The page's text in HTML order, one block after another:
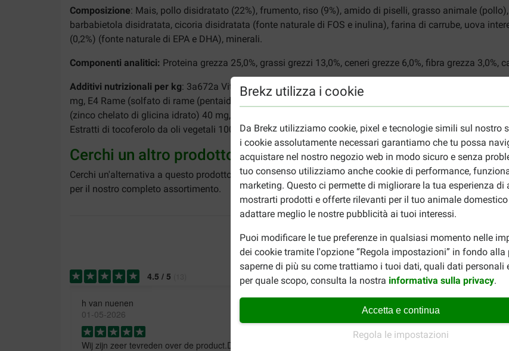
Brekz utilizza i cookie
Da Brekz utilizziamo cookie, pixel e tecnologie simili sul nostro
i cookie assolutamente necessari garantiamo che tu possa
acquistare nel nostro negozio web in modo sicuro e senza
tuo consenso utilizziamo anche cookie di performance,
marketing. Questo ci permette di migliorare la tua esperienza di
mostrarti prodotti e offerte rilevanti per il tuo animale domestico
adattare meglio le nostre pubblicità ai tuoi interessi.
Puoi modificare le tue preferenze in qualsiasi momento nelle
dei cookie tramite l'opzione “Regola impostazioni” in fondo alla
saperne di più su come trattiamo i tuoi dati, quali dati personali
per quale scopo, consulta la nostra informativa sulla privacy.
Accetta e continua
Regola le impostazioni
Composizione: Mais, pollo disidratato (22%), frumento, riso (9%), amido di piselli, grasso animale
barbabietola disidratata, cicoria disidratata (fonte naturale di FOS e inulina), farina di carrube, uova
(0,2%) (fonte naturale di EPA e DHA), minerali.
Componenti analitici: Proteina grezza 25,0%, grassi grezzi 13,0%, ceneri grezze 6,0%, fibra grezza 3,0%,
Additivi nutrizionali per kg: 3a672a Vitamina A 15.000 UI, 3a671 Vitamina D3 1.500 UI, 3a700
mg, E4 Rame (solfato di rame (pentaidrato)) 13 mg, 3b502 Manganese (ossido di manganese(II)) 40
(zinco chelato di glicina idrato) 40 mg, 3b201 Iodio (ioduro di potassio) 1,2 mg, E8 Selenio (selenito di
Estratti di tocoferolo da oli vegetali 100 mg.
Cerchi un altro prodotto?
Cerchi un'alternativa a questo prodotto, ad esempio un cibo a base di pesce? ProvaHobbyFirst Canex
per il nostro completo assortimento.
4.5 / 5
h van nuenen
01-05-2026
Wij zijn zeer tevreden over de product.De.hond doet het er goed op.
30-04-2026